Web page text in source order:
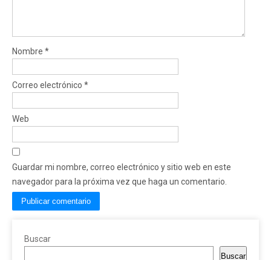
Nombre *
Correo electrónico *
Web
Guardar mi nombre, correo electrónico y sitio web en este
navegador para la próxima vez que haga un comentario.
Buscar
Buscar